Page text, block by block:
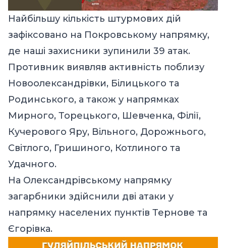
Найбільшу кількість штурмових дій
зафіксовано на Покровському напрямку,
де наші захисники зупинили 39 атак.
Противник виявляв активність поблизу
Новоолександрівки, Білицького та
Родинського, а також у напрямках
Мирного, Торецького, Шевченка, Філії,
Кучерового Яру, Вільного, Дорожнього,
Світлого, Гришиного, Котлиного та
Удачного.
На Олександрівському напрямку
загарбники здійснили дві атаки у
напрямку населених пунктів Тернове та
Єгорівка.